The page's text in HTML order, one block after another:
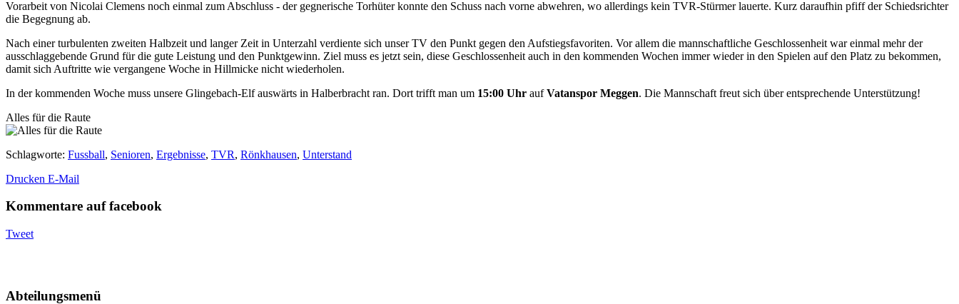
Vorarbeit von Nicolai Clemens noch einmal zum Abschluss - der gegnerische Torhüter konnte den Schuss nach vorne abwehren, wo allerdings kein TVR-Stürmer lauerte. Kurz daraufhin pfiff der Schiedsrichter
die Begegnung ab.
Nach einer turbulenten zweiten Halbzeit und langer Zeit in Unterzahl verdiente sich unser TV den Punkt gegen den Aufstiegsfavoriten. Vor allem die mannschaftliche Geschlossenheit war einmal mehr der
ausschlaggebende Grund für die gute Leistung und den Punktgewinn. Ziel muss es jetzt sein, diese Geschlossenheit auch in den kommenden Wochen immer wieder in den Spielen auf den Platz zu bekommen,
damit sich Auftritte wie vergangene Woche in Hillmicke nicht wiederholen.
In der kommenden Woche muss unsere Glingebach-Elf auswärts in Halberbracht ran. Dort trifft man um 15:00 Uhr aufVatanspor Meggen. Die Mannschaft freut sich über entsprechende Unterstützung!
Alles für die Raute
Schlagworte: Fussball, Senioren, Ergebnisse, TVR, Rönkhausen, Unterstand
Drucken E-Mail
Kommentare auf facebook
Tweet
Abteilungsmenü